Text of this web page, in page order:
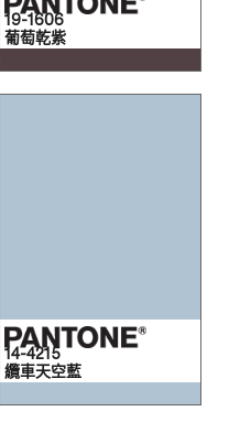
19-1606
葡萄乾紫
14-4215
纜車天空藍